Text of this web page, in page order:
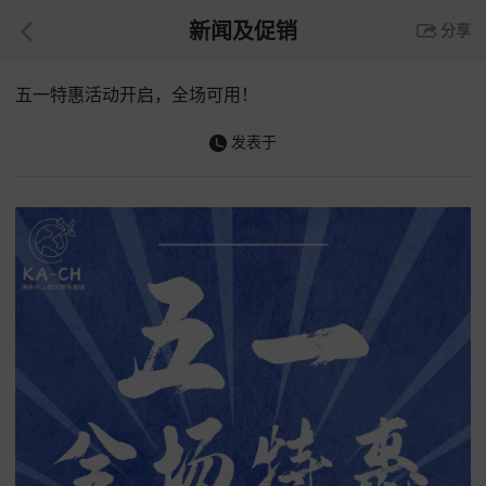
新闻及促销 分享
五一特惠活动开启，全场可用！
发表于